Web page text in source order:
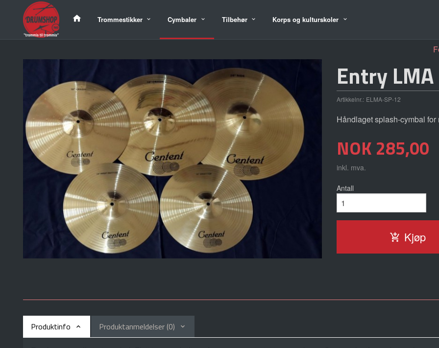
innholdet
Trommestikker Cymbaler Tilbehør Korps og kulturskoler
Entry
Artikkelnr.: ELMA-SP-12
Håndlaget splash-cymbal
Pris
NOK 285,00
inkl. mva.
Antall
Kjøp
Produktinfo Produktanmeldelser (0)